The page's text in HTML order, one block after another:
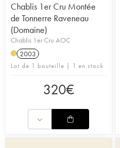
Chablis 1er Cru Montée
de Tonnerre Raveneau
(Domaine)
Chablis 1er Cru AOC
2003
Lot de 1 bouteille | 1 en stock
320€